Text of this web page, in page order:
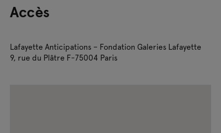
Accès
Lafayette Anticipations – Fondation Galeries Lafayette
9, rue du Plâtre F-75004 Paris